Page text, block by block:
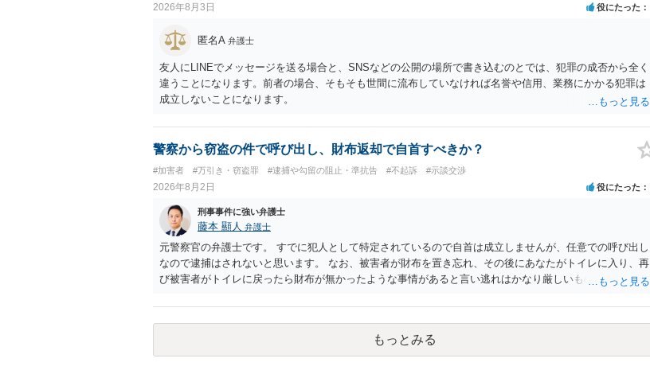
2026年8月3日 役にたった
匿名A 弁護士
友人にLINEでメッセージを送る場合と、SNSなどの公開の場所で書き込むのとでは、犯罪の成否から全く
違うことになります。前者の場合、そもそも世間に流布していなければ名誉や信用、業務にかかる犯罪は
成立しないことになります。
警察から窃盗の件で呼び出し、財布返却で自首すべきか？
#加害者 #万引き・窃盗罪 #逮捕や勾留の阻止・準抗告 #不起訴 #示談交渉
2026年8月2日 役にたった
刑事事件に強い弁護士
藤本 顯人 弁護士
元警察官の弁護士です。 すでに犯人として特定されているので自首は成立しませんが、任意での呼び出し
なので逮捕はされないと思います。 なお、被害者が財布を置き忘れ、その後にあなたがトイレに入り、再
び被害者がトイレに戻ったら財布が無かったような事情があると言い逃れはかなり厳しいものと思いま
もっとみる